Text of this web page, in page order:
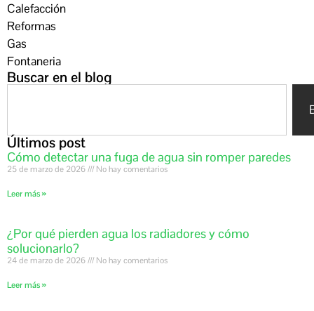
Calefacción
Reformas
Gas
Fontaneria
Buscar en el blog
Últimos post
Cómo detectar una fuga de agua sin romper paredes
25 de marzo de 2026 No hay comentarios
Leer más »
¿Por qué pierden agua los radiadores y cómo
solucionarlo?
24 de marzo de 2026 No hay comentarios
Leer más »